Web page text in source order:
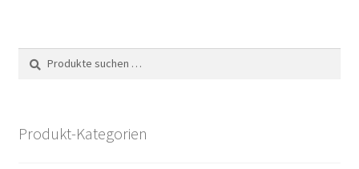
Die
Suche
nach:
Suchen
Produkt-Kategorien